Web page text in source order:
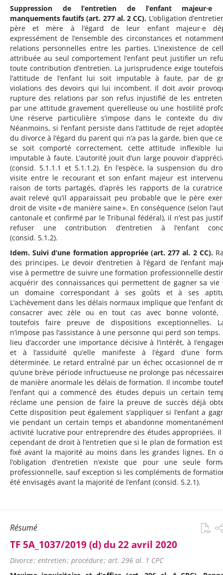
Suppression de l’entretien de l’enfant majeur·e
manquements fautifs (art. 277 al. 2 CC). L’obligation
père et mère à l’égard de leur enfant majeur·e
expressément de l’ensemble des circonstances et
relations personnelles entre les parties. L’inexistence de
attribuée au seul comportement l’enfant peut justifier un
toute contribution d’entretien. La jurisprudence exige
l’attitude de l’enfant lui soit imputable à faute, par de
violations des devoirs qui lui incombent. Il doit avoir
rupture des relations par son refus injustifié de les
par une attitude gravement querelleuse ou une hostilité
Une réserve particulière s’impose dans le contexte du
Néanmoins, si l’enfant persiste dans l’attitude de rejet
du divorce à l’égard du parent qui n’a pas la garde, bien que
se soit comporté correctement, cette attitude inflexible
imputable à faute. L’autorité jouit d’un large pouvoir
(consid. 5.1.1.1 et 5.1.1.2). En l’espèce, la suspension du
visite entre le recourant et son enfant majeur est
raison de torts partagés, d’après les rapports de la
avait relevé qu’il apparaissait peu probable que le père
droit de visite « de manière saine ». En conséquence (selon
cantonale et confirmé par le Tribunal fédéral), il n’est pas
refuser une contribution d’entretien à l’enfant
(consid. 5.1.2).
Idem. Suivi d’une formation appropriée (art. 277 al. 2 CC).
des principes. Le devoir d’entretien à l’égard de l’enfant
vise à permettre de suivre une formation professionnelle
acquérir des connaissances qui permettent de gagner sa vie
un domaine correspondant à ses goûts et à ses
L’achèvement dans les délais normaux implique que l’enfant
consacrer avec zèle ou en tout cas avec bonne volonté,
toutefois faire preuve de dispositions exceptionnelles.
n’impose pas l’assistance à une personne qui perd son temps.
lieu d’accorder une importance décisive à l’intérêt, à
et à l’assiduité qu’elle manifeste à l’égard d’une
déterminée. Le retard entraîné par un échec occasionnel de
qu’une brève période infructueuse ne prolonge pas
de manière anormale les délais de formation. Il incombe
l’enfant qui a commencé des études depuis un certain
réclame une pension de faire la preuve de succès déjà
Cette disposition peut également s’appliquer si l’enfant a
vie pendant un certain temps et abandonne
activité lucrative pour entreprendre des études appropriées. Il
cependant de droit à l’entretien que si le plan de formation
fixé avant la majorité au moins dans les grandes lignes. En
l’obligation d’entretien n’existe que pour une seule
professionnelle, sauf exception si les compléments de
été envisagés avant la majorité de l’enfant (consid. 5.2.1).
Résumé
TF 5A_1037/2019 (d) du 22 avril 2020
Divorce ; entretien ; procédure ; art. 296 al. 1 CPC